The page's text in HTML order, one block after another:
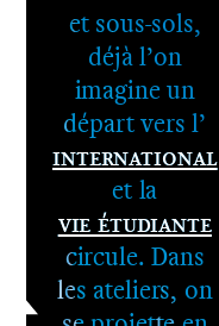
Le DNA
2e cycle -
Le DNSEP
et sous-sols,
déjà l’on
imagine un
départ vers l’
International
et la
Vie étudiante
circule. Dans
les ateliers, on